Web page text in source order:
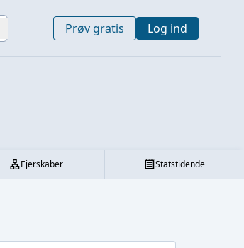
Prøv gratis Log ind
Ejerskaber Statstidende